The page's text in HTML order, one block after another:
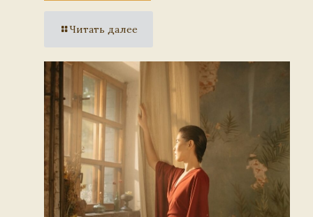
Читать далее